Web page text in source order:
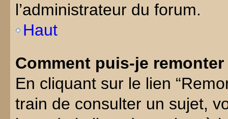
l’administrateur du forum.
Haut
Comment puis-je
En cliquant sur le lien
train de consulter un sujet,